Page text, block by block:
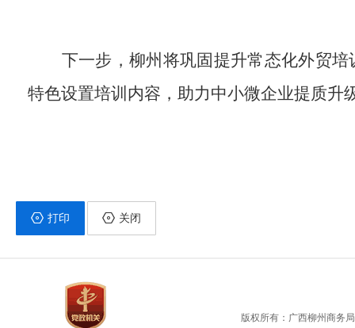
下一步，柳州将巩固提升常态化外贸
特色设置培训内容，助力中小微企业提质升
打印 关闭
版权所有：广西柳州商务局